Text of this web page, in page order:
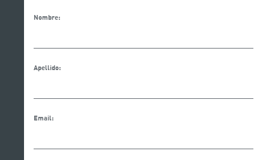
Nombre:
Apellido:
Email: